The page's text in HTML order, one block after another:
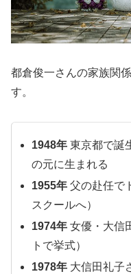
都倉俊一さんの家族関
す。
1948年 東京都で誕
の元に生まれる
1955年 父の赴任で
スクールへ）
1974年 女優・大信
トで挙式）
1978年 大信田礼子